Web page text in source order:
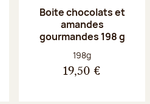
Boite chocolats et
amandes
gourmandes 198 g
Poids net :
198g
19,50 €